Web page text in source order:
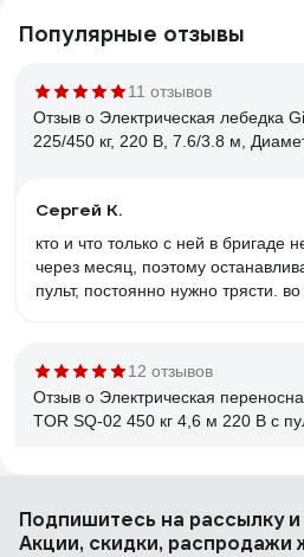
Популярные отзывы
11 отзывов
Отзыв о Электрическая лебедка
225/450 кг, 220 В, 7.6/3.8 м,
Сергей К.
кто и что только с ней в бригаде
через месяц, поэтому
пульт, постоянно нужно трясти.
наматывалась на барабан.
свинской эксплуатации, кто то из
перестала отвечать на команды.
плачет, но поднимает. Хорошая
что дёшево. Эту оду, пишу,
должное людям за дешевую, но
12 отзывов
Отзыв о Электрическая
TOR SQ-02 450 кг 4,6 м 220 В с
Это тема в гараж незаменимая...
тяжестей спустил и поднял не
Подпишитесь на рассылкуи
Акции, скидки, распродажи